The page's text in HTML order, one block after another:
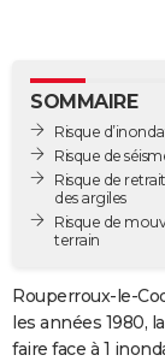
GUIDES D'ACHAT
BONS PLANS
CARTE DE VOEUX
Carte de Noël
Carte Bonne année
Carte Saint-Valentin
Carte Pâques
Carte
DICTIONNAIRE
COPAINS D'AVANT
SOMMAIRE
Risque
Risque de
Risque de
des argiles
Risque de
terrain
Rouperroux-le-
les années 1980,
faire face à 1